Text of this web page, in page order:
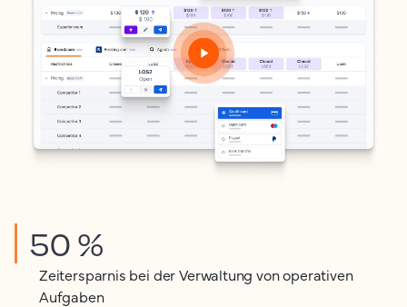
50 %
Zeitersparnis bei der Verwaltung von operativen
Aufgaben